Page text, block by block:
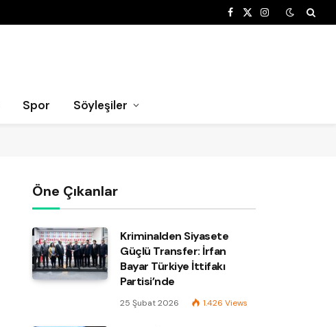
Facebook
X
Instagram
Spor Söyleşiler
Öne Çıkanlar
Kriminalden Siyasete
Güçlü Transfer: İrfan
Bayar Türkiye İttifakı
Partisi’nde
25 Şubat 2026 1.426 Views